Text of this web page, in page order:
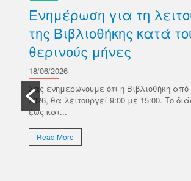
Ενημέρωση για τη
της Βιβλιοθήκης κατά
θερινούς μήνες
18/06/2026
Σας ενημερώνουμε ότι η Βιβλιοθήκη από
2026, θα λειτουργεί 9:00 με 15:00. Το
έως και...
Read More